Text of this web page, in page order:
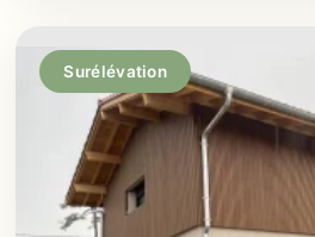
Surélévation